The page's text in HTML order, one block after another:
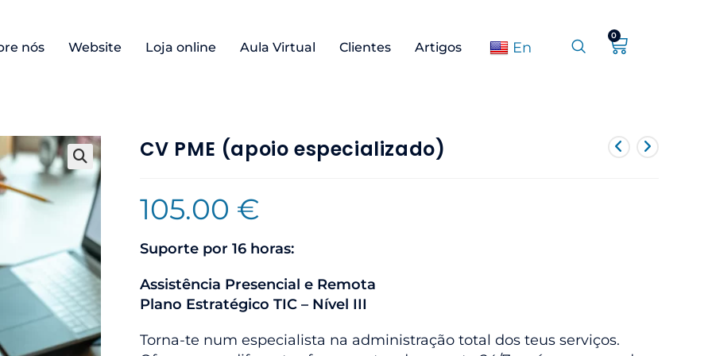
nós Website Loja online Aula Virtual Clientes Artigos En
0
CV PME (apoio especializado)
105.00 €
Suporte por 16 horas:
Assistência Presencial e Remota
Plano Estratégico TIC – Nível III
Torna-te num especialista na administração total dos teus serviços.